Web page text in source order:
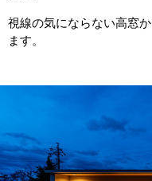
視線の気にならない高窓
ます。